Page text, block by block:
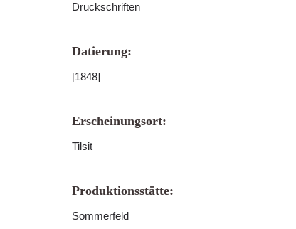
Druckschriften
Datierung:
[1848]
Erscheinungsort:
Tilsit
Produktionsstätte:
Sommerfeld